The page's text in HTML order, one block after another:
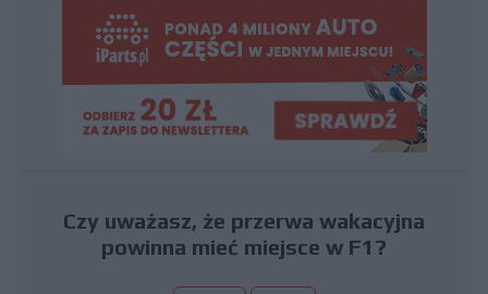
Czy uważasz, że przerwa wakacyjna
powinna mieć miejsce w F1?